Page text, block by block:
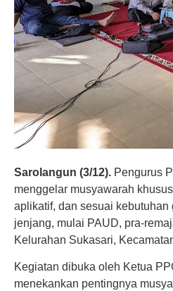
Sarolangun (3/12). Pengurus
menggelar musyawarah
aplikatif, dan sesuai
jenjang, mulai PAUD, pra-
Kelurahan Sukasari,
Kegiatan dibuka oleh Ketua
menekankan pentingnya